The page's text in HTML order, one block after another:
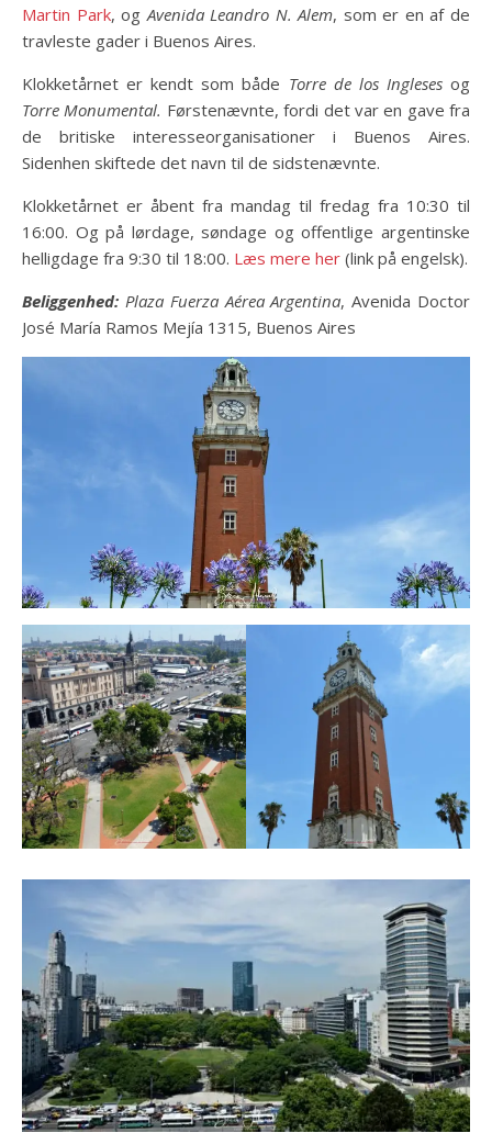
Martin Park, og Avenida Leandro N. Alem, som er en af ​​de
travleste gader i Buenos Aires.
Klokketårnet er kendt som både Torre de los Inglesesog
Torre Monumental. Førstenævnte, fordi det var en gave fra
de britiske interesseorganisationer i Buenos Aires.
Sidenhen skiftede det navn til de sidstenævnte.
Klokketårnet er åbent fra mandag til fredag ​​fra 10:30 til
16:00. Og på lørdage, søndage og offentlige argentinske
helligdage fra 9:30 til 18:00. Læs mere her (link på engelsk).
Beliggenhed: Plaza Fuerza Aérea Argentina, Avenida Doctor
José María Ramos Mejía 1315, Buenos Aires